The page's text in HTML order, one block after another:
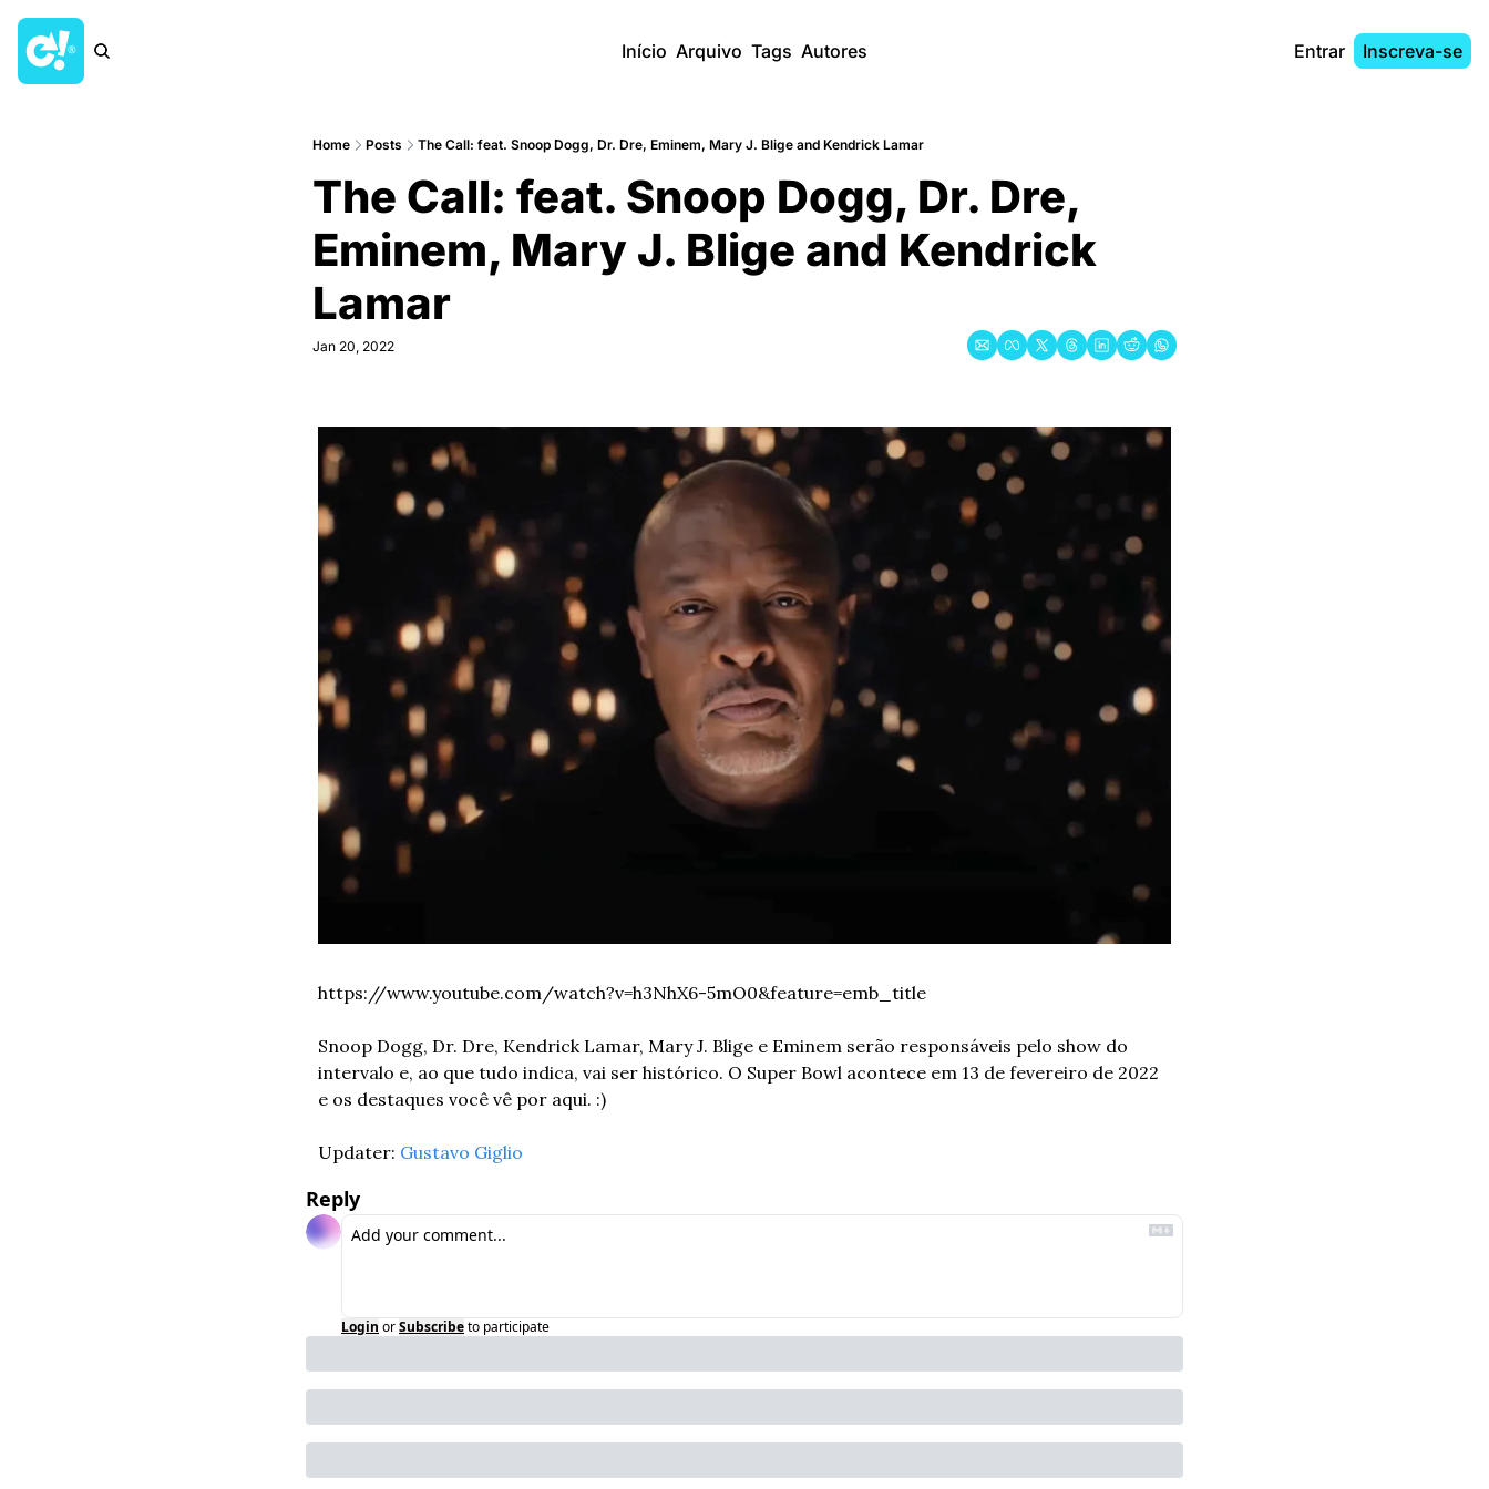
Início Arquivo Tags Autores Entrar Inscreva-se
Home Posts The Call: feat. Snoop Dogg, Dr. Dre, Eminem, Mary J. Blige and Kendrick Lamar
The Call: feat. Snoop Dogg, Dr. Dre,
Eminem, Mary J. Blige and Kendrick
Lamar
Jan 20, 2022
https://www.youtube.com/watch?v=h3NhX6-5mO0&feature=emb_title
Snoop Dogg, Dr. Dre, Kendrick Lamar, Mary J. Blige e Eminem serão responsáveis pelo show do
intervalo e, ao que tudo indica, vai ser histórico. O Super Bowl acontece em 13 de fevereiro de 2022
e os destaques você vê por aqui. :)
Updater: Gustavo Giglio
Reply
Login orSubscribeto participate